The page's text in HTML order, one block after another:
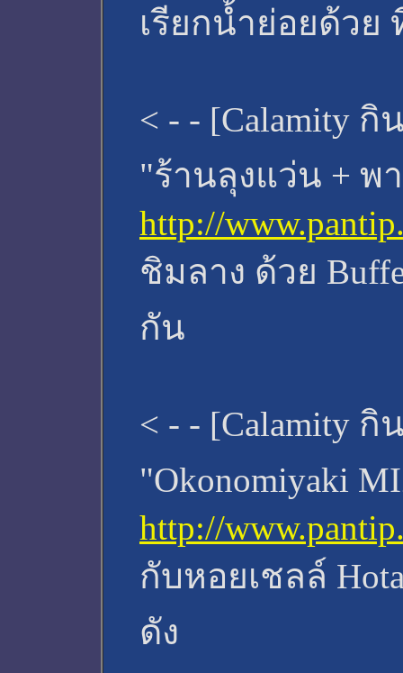
เรียกน้ำย่อยด้วย
< - - [Calamity
"ร้านลุงแว่น + พา
http://
ชิมลาง ด้วย
กัน
< - - [Calamity
"Okonomiyaki
http://
กับหอยเชลล์
ดัง